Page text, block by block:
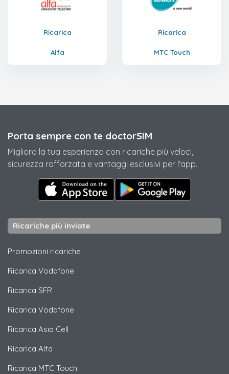
Ricarica
Alfa
Ricarica
MTC Touch
Porta sempre con te doctorSIM
Migliora la tua esperienza con ricariche più veloci,
sicurezza rafforzata e vantaggi esclusivi per l'app.
Ricariche più inviate
Promozioni ricariche
Ricarica Vodafone
Ricarica SFR
Ricarica Vodafone
Ricarica Asia Cell
Ricarica Alfa
Ricarica MTC Touch